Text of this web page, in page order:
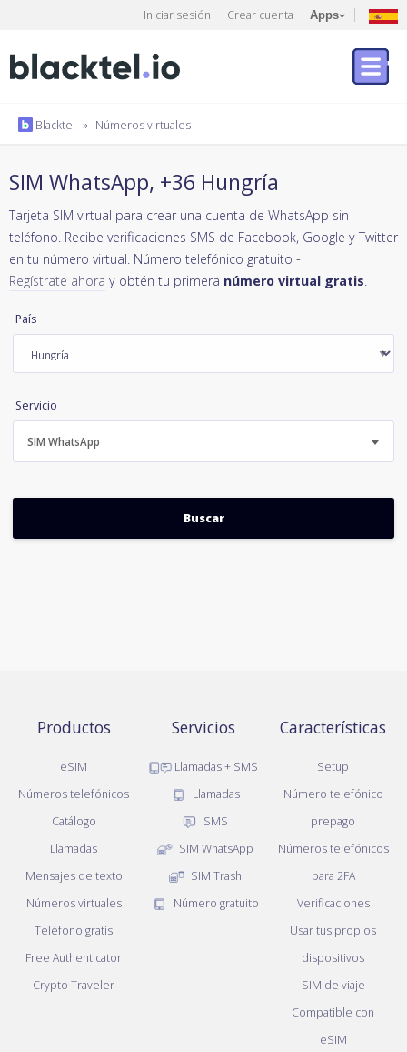
Iniciar sesión Crear cuenta Apps
Blacktel » Números virtuales
SIM WhatsApp, +36 Hungría
Tarjeta SIM virtual para crear una cuenta de WhatsApp sin
teléfono. Recibe verificaciones SMS de Facebook, Google y Twitter
en tu número virtual. Número telefónico gratuito -
Regístrate ahora y obtén tu primera número virtual gratis.
País
Servicio
SIM WhatsApp
Productos
eSIM
Números telefónicos
Catálogo
Llamadas
Mensajes de texto
Números virtuales
Teléfono gratis
Free Authenticator
Crypto Traveler
Servicios
Llamadas + SMS
Llamadas
SMS
SIM WhatsApp
SIM Trash
Número gratuito
Características
Setup
Número telefónico
prepago
Números telefónicos
para 2FA
Verificaciones
Usar tus propios
dispositivos
SIM de viaje
Compatible con
eSIM